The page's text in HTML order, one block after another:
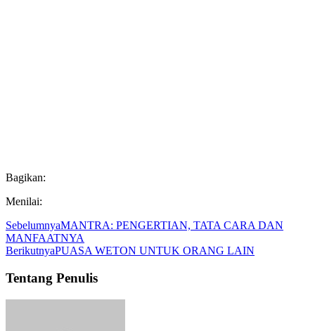
Bagikan:
Menilai:
SebelumnyaMANTRA: PENGERTIAN, TATA CARA DAN
MANFAATNYA
BerikutnyaPUASA WETON UNTUK ORANG LAIN
Tentang Penulis